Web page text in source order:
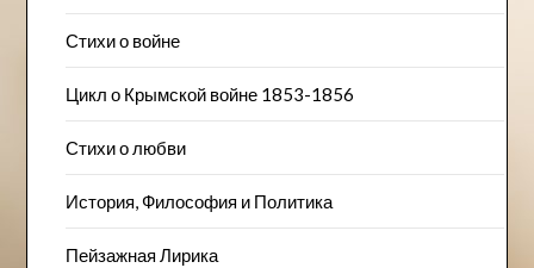
Стихи о войне
Цикл о Крымской войне 1853-1856
Стихи о любви
История, Философия и Политика
Пейзажна​я Лирика